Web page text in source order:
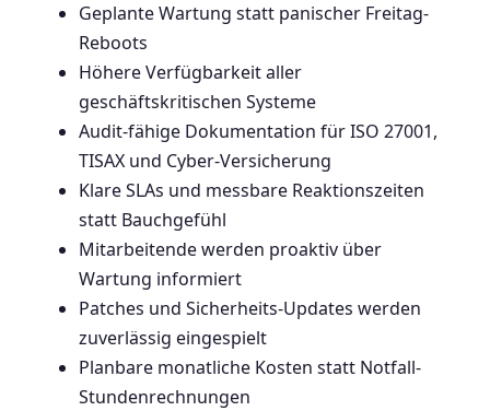
Geplante Wartung statt panischer Freitag-
Reboots
Höhere Verfügbarkeit aller
geschäftskritischen Systeme
Audit-fähige Dokumentation für ISO 27001,
TISAX und Cyber-Versicherung
Klare SLAs und messbare Reaktionszeiten
statt Bauchgefühl
Mitarbeitende werden proaktiv über
Wartung informiert
Patches und Sicherheits-Updates werden
zuverlässig eingespielt
Planbare monatliche Kosten statt Notfall-
Stundenrechnungen